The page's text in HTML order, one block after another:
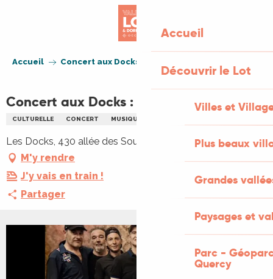
Accueil
Découvrir le Lot
Villes et
Plus beaux
Grandes
Paysages et
Parc -
Quercy
Accueil Concert aux Docks : La Ruda + Martine
Concert aux Docks : La Ruda + Martine
CULTURELLE CONCERT MUSIQUE
Les Docks, 430 allée des Soupirs, 46000 Cahors
M'y rendre
J'y vais en train !
Partager